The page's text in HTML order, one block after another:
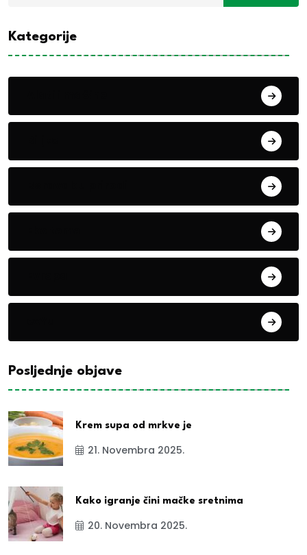
Kategorije
Posljednje objave
Krem supa od mrkve je
21. Novembra 2025.
Kako igranje čini mačke sretnima
20. Novembra 2025.